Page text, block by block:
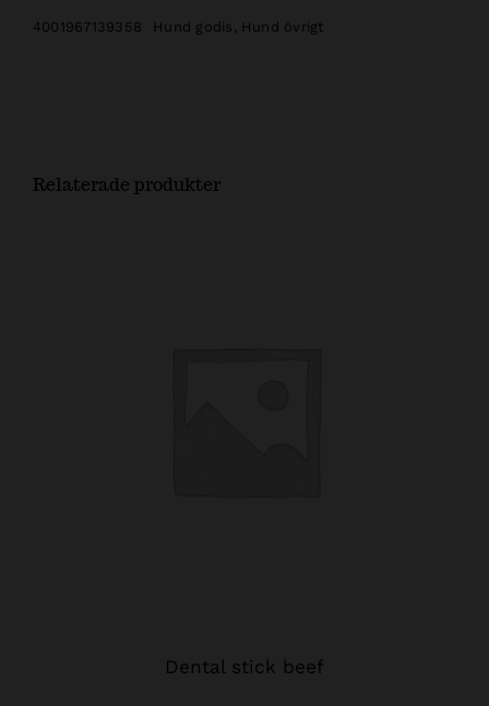
4001967139358 Hund godis Hund övrigt
Relaterade produkter
Dental stick beef